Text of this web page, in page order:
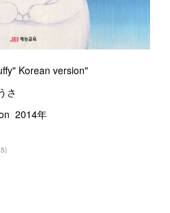
Korean version"
さ
2014年
)